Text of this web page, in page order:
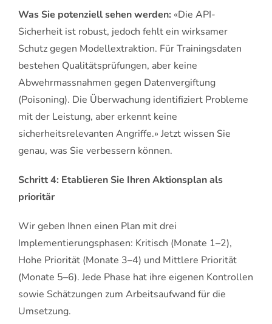
Was Sie potenziell sehen werden: «Die API-
Sicherheit ist robust, jedoch fehlt ein wirksamer
Schutz gegen Modellextraktion. Für Trainingsdaten
bestehen Qualitätsprüfungen, aber keine
Abwehrmassnahmen gegen Datenvergiftung
(Poisoning). Die Überwachung identifiziert Probleme
mit der Leistung, aber erkennt keine
sicherheitsrelevanten Angriffe.» Jetzt wissen Sie
genau, was Sie verbessern können.
Schritt 4: Etablieren Sie Ihren Aktionsplan als
prioritär
Wir geben Ihnen einen Plan mit drei
Implementierungsphasen: Kritisch (Monate 1–2),
Hohe Priorität (Monate 3–4) und Mittlere Priorität
(Monate 5–6). Jede Phase hat ihre eigenen Kontrollen
sowie Schätzungen zum Arbeitsaufwand für die
Umsetzung.